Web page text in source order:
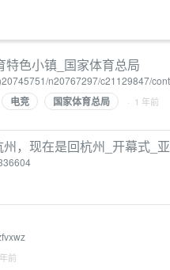
特色小镇_国家体育总局
n20767297/c21129847/
电竞 国家体育总局 · 1 年前
，现在是回杭州_开幕式_
前